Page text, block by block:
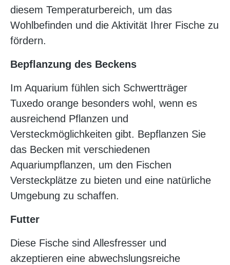
diesem Temperaturbereich, um das
Wohlbefinden und die Aktivität Ihrer Fische zu
fördern.
Bepflanzung des Beckens
Im Aquarium fühlen sich Schwertträger
Tuxedo orange besonders wohl, wenn es
ausreichend Pflanzen und
Versteckmöglichkeiten gibt. Bepflanzen Sie
das Becken mit verschiedenen
Aquariumpflanzen, um den Fischen
Versteckplätze zu bieten und eine natürliche
Umgebung zu schaffen.
Futter
Diese Fische sind Allesfresser und
akzeptieren eine abwechslungsreiche